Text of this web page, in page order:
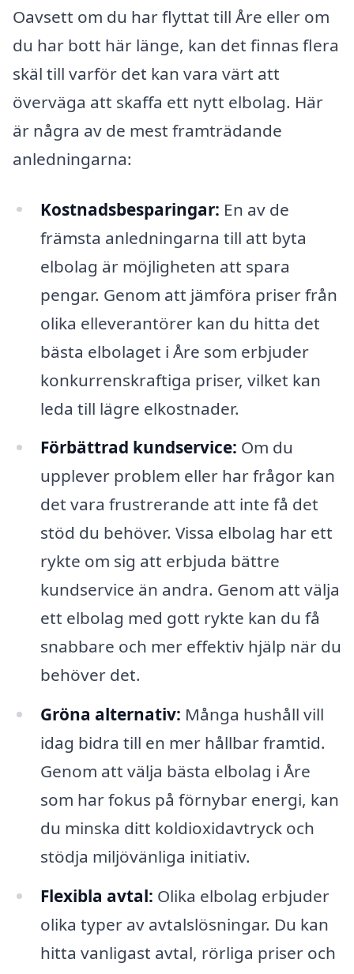
Oavsett om du har flyttat till Åre eller om
du har bott här länge, kan det finnas flera
skäl till varför det kan vara värt att
överväga att skaffa ett nytt elbolag. Här
är några av de mest framträdande
anledningarna:
Kostnadsbesparingar: En av de
främsta anledningarna till att byta
elbolag är möjligheten att spara
pengar. Genom att jämföra priser från
olika elleverantörer kan du hitta det
bästa elbolaget i Åre som erbjuder
konkurrenskraftiga priser, vilket kan
leda till lägre elkostnader.
Förbättrad kundservice: Om du
upplever problem eller har frågor kan
det vara frustrerande att inte få det
stöd du behöver. Vissa elbolag har ett
rykte om sig att erbjuda bättre
kundservice än andra. Genom att välja
ett elbolag med gott rykte kan du få
snabbare och mer effektiv hjälp när du
behöver det.
Gröna alternativ: Många hushåll vill
idag bidra till en mer hållbar framtid.
Genom att välja bästa elbolag i Åre
som har fokus på förnybar energi, kan
du minska ditt koldioxidavtryck och
stödja miljövänliga initiativ.
Flexibla avtal: Olika elbolag erbjuder
olika typer av avtalslösningar. Du kan
hitta vanligast avtal, rörliga priser och